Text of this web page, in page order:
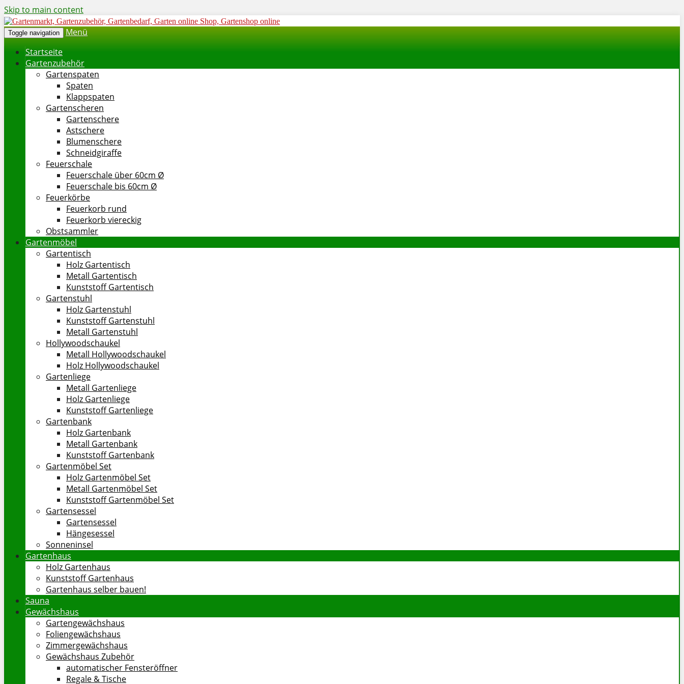
Skip to main content
Toggle navigation
Menü
Startseite
Gartenzubehör
Gartenspaten
Spaten
Klappspaten
Gartenscheren
Gartenschere
Astschere
Blumenschere
Schneidgiraffe
Feuerschale
Feuerschale über 60cm Ø
Feuerschale bis 60cm Ø
Feuerkörbe
Feuerkorb rund
Feuerkorb viereckig
Obstsammler
Gartenmöbel
Gartentisch
Holz Gartentisch
Metall Gartentisch
Kunststoff Gartentisch
Gartenstuhl
Holz Gartenstuhl
Kunststoff Gartenstuhl
Metall Gartenstuhl
Hollywoodschaukel
Metall Hollywoodschaukel
Holz Hollywoodschaukel
Gartenliege
Metall Gartenliege
Holz Gartenliege
Kunststoff Gartenliege
Gartenbank
Holz Gartenbank
Metall Gartenbank
Kunststoff Gartenbank
Gartenmöbel Set
Holz Gartenmöbel Set
Metall Gartenmöbel Set
Kunststoff Gartenmöbel Set
Gartensessel
Gartensessel
Hängesessel
Sonneninsel
Gartenhaus
Holz Gartenhaus
Kunststoff Gartenhaus
Gartenhaus selber bauen!
Sauna
Gewächshaus
Gartengewächshaus
Foliengewächshaus
Zimmergewächshaus
Gewächshaus Zubehör
automatischer Fensteröffner
Regale & Tische